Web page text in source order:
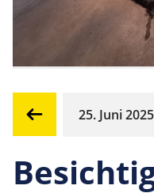
25. Juni 2025